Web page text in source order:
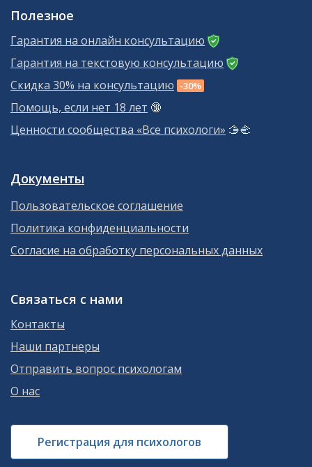
Полезное
Гарантия на онлайн консультацию
Гарантия на текстовую консультацию
Скидка 30% на консультацию -30%
Помощь, если нет 18 лет 🔞
Ценности сообщества «Все психологи» 🫱‍🫲
Документы
Пользовательское соглашение
Политика конфиденциальности
Согласие на обработку персональных данных
Связаться с нами
Контакты
Наши партнеры
Отправить вопрос психологам
О нас
Регистрация для психологов